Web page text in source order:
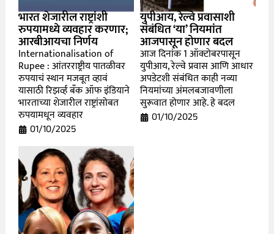
भारत शेजारील राष्ट्रांशी
रुपयामध्ये व्यवहार करणार;
आरबीआयचा निर्णय
Internationalisation of
Rupee : आंतरराष्ट्रीय पातळीवर
रुपयाचं स्थान मजबूत व्हावं
यासाठी रिझर्व्ह बँक ऑफ इंडियाने
भारताच्या शेजारील राष्ट्रांसोबत
रुपयामधून व्यवहार
01/10/2025
युपीआय, रेल्वे प्रवासाशी
संबंधित ‘या’ नियमांत
आजपासून होणार बदल
आज दिनांक 1 ऑक्टोबरपासून
युपीआय, रेल्वे प्रवास आणि आधार
अपडेटशी संबंधित काही नव्या
नियमांच्या अंमलबजावणीला
सुरूवात होणार आहे. हे बदल
01/10/2025